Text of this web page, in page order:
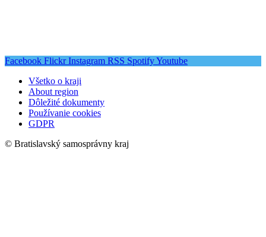
Facebook Flickr Instagram RSS SpotifyYoutube
Všetko o kraji
About region
Dôležité dokumenty
Používanie cookies
GDPR
© Bratislavský samosprávny kraj